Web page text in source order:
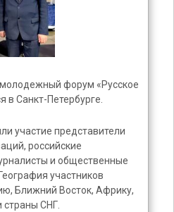
форум «Русское
в Санкт-Петербурге.
участие представители
российские
и общественные
участников
Ближний Восток, Африку,
СНГ.